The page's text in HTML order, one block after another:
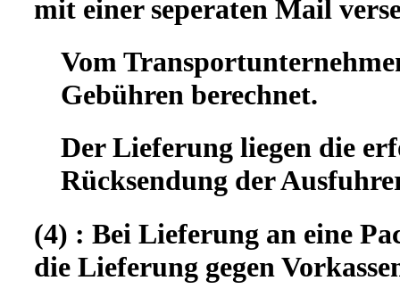
mit einer seperaten Mail
Vom
Gebühren berechnet.
Der Lieferung liegen die
Rücksendung der
(4) : Bei Lieferung an eine
die Lieferung gegen